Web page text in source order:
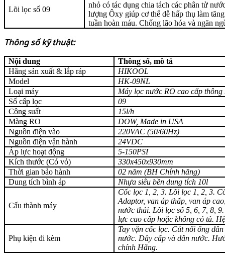
Lõi lọc số 09
nhỏ có tác dụng chia tách các phân tử
lượng Ôxy giúp cơ thể dễ hấp thụ làm
tuần hoàn máu. Chống lão hóa và ngăn
Thông số kỹ thuật:
Nội dung
Thông số, mô tả
Hãng sản xuất & lắp ráp
HIKOOL
Model
HK-09NL
Loại máy
Máy lọc nước RO cao cấp thông
Số cấp lọc
09
Công suất
15l/h
Màng RO
DOW, Made in USA
Nguồn điện vào
220VAC (50/60Hz)
Nguồn điện vận hành
24VDC
Áp lực hoạt động
5-150PSI
Kích thước (Có vỏ)
330x450x930mm
Thời gian bảo hành
02năm (BH Chính hãng)
Dung tích bình áp
Nhựa siêu bền dung tích 10l
Cấu thành máy
Cốc lọc 1, 2, 3. Lõi lọc 1, 2, 3.
Adaptor, van áp thấp, van áp
nước thải. Lõi lọc số 5, 6, 7, 8, 9
lực cao cấp hoặc không có tủ.
Phụ kiện đi kèm
Tay vặn cốc lọc. Cút nối ống
nước. Dây cấp và dẫn nước.
chính Hãng.